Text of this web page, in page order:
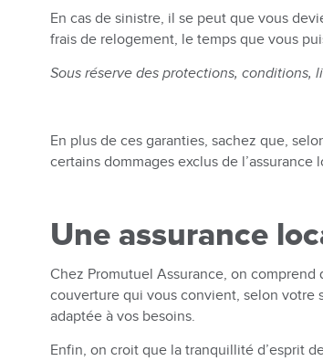
En cas de sinistre, il se peut que vous
frais de relogement, le temps que vous
Sous réserve des protections, conditions,
En plus de ces garanties, sachez que,
certains dommages exclus de
Une assurance
Chez Promutuel Assurance, on
couverture qui vous convient, selon votre
adaptée à vos besoins.
Enfin, on croit que la tranquillité d’esprit